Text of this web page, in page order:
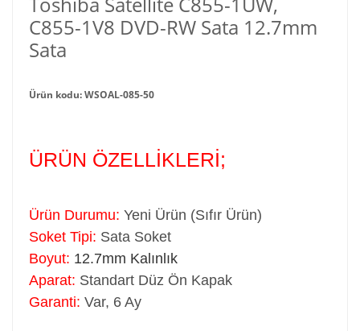
C855-1V8 DVD-RW Sata 12.7mm
Sata
Ürün kodu: WSOAL-085-50
ÜRÜN ÖZELLİKLERİ;
Ürün Durumu: Yeni Ürün (Sıfır Ürün)
Soket Tipi: Sata Soket
Boyut: 12.7mm Kalınlık
Aparat: Standart Düz Ön Kapak
Garanti: Var, 6 Ay